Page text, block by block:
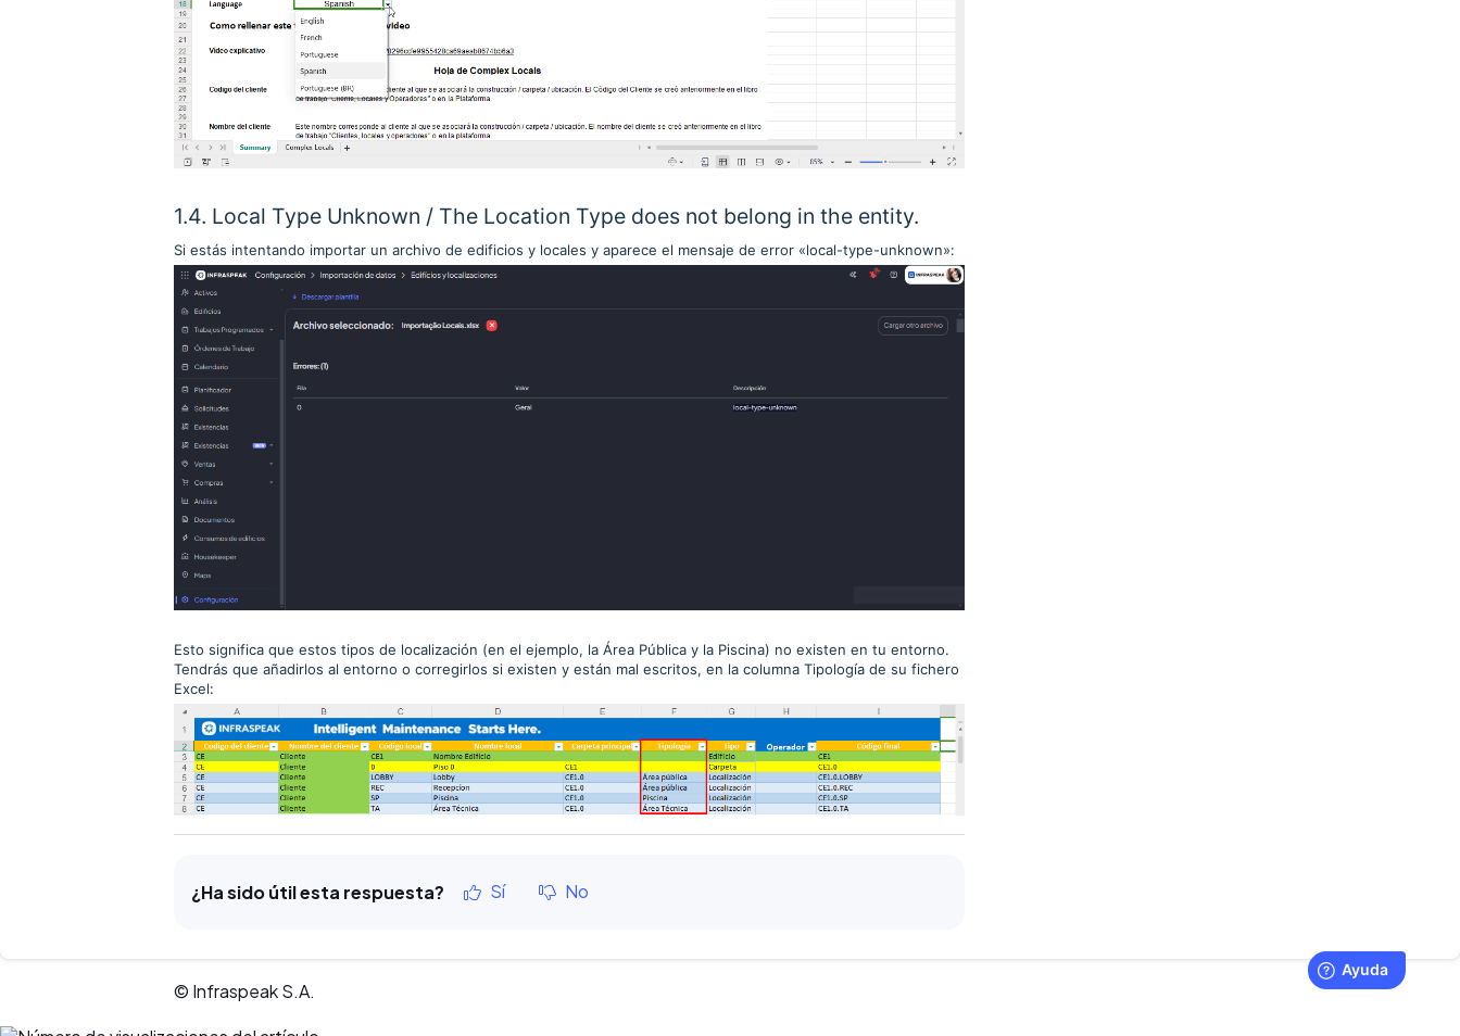
1.4. Local Type Unknown / The Location Type does not belong in the entity.
Si estás intentando importar un archivo de edificios y locales y aparece el mensaje de error «local-type-unknown»:
Esto significa que estos tipos de localización (en el ejemplo, la Área Pública y la Piscina) no existen en tu entorno.
Tendrás que añadirlos al entorno o corregirlos si existen y están mal escritos, en la columna Tipología de su fichero
Excel:
¿Ha sido útil esta respuesta? Sí No
© Infraspeak S.A.